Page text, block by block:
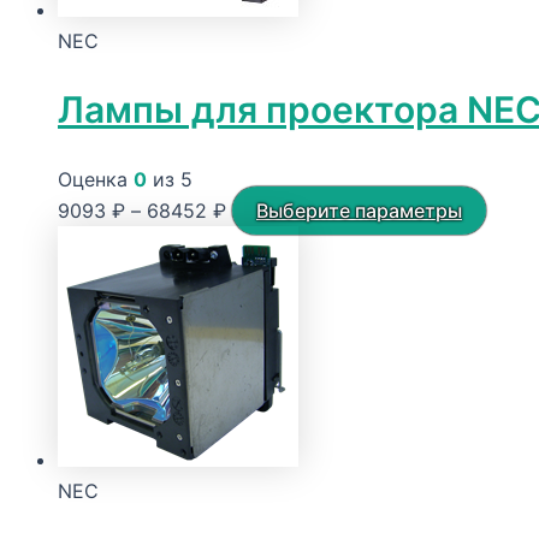
NEC
Лампы для проектора
Оценка 0 из 5
9093 ₽ – 68452 ₽Диапазон
цен:
9093 ₽
68452 ₽
Выберите параметры
Этот
NEC